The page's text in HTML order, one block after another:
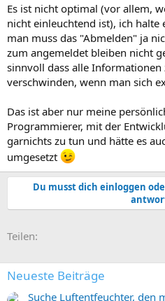
Es ist nicht optimal (vor allem,
nicht einleuchtend ist), ich halte
man muss das "Abmelden" ja
zum angemeldet bleiben nicht
sinnvoll dass alle
verschwinden, wenn man sich
Das ist aber nur meine
Programmierer, mit der
garnichts zu tun und hätte es
umgesetzt
Du musst dich einloggen
Teilen:
Neueste Beiträge
Suche Luftentfeuchter, den